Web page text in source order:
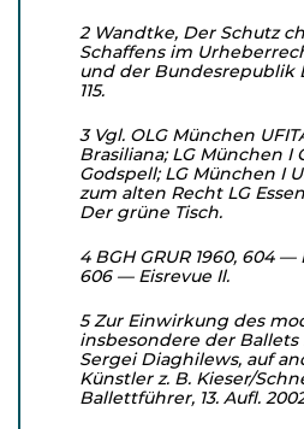
2 Wandtke, Der Schutz
Schaffens im
und der Bundesrepublik
115.
3 Vgl. OLG München
Brasiliana; LG München I
Godspell; LG München I
zum alten Recht LG
Der grüne Tisch.
4 BGH GRUR 1960, 604 —
606 — Eisre­vue Il.
5 Zur Einwirkung des
insbesondere der Ballets
Sergei Diaghilews, auf
Künstler z. B. Kieser/
Ballettführer, 13. Aufl.